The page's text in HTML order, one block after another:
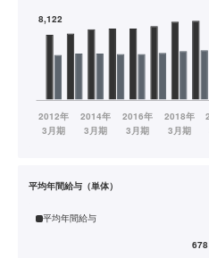
平均年間給与（単体）
平均年間給与